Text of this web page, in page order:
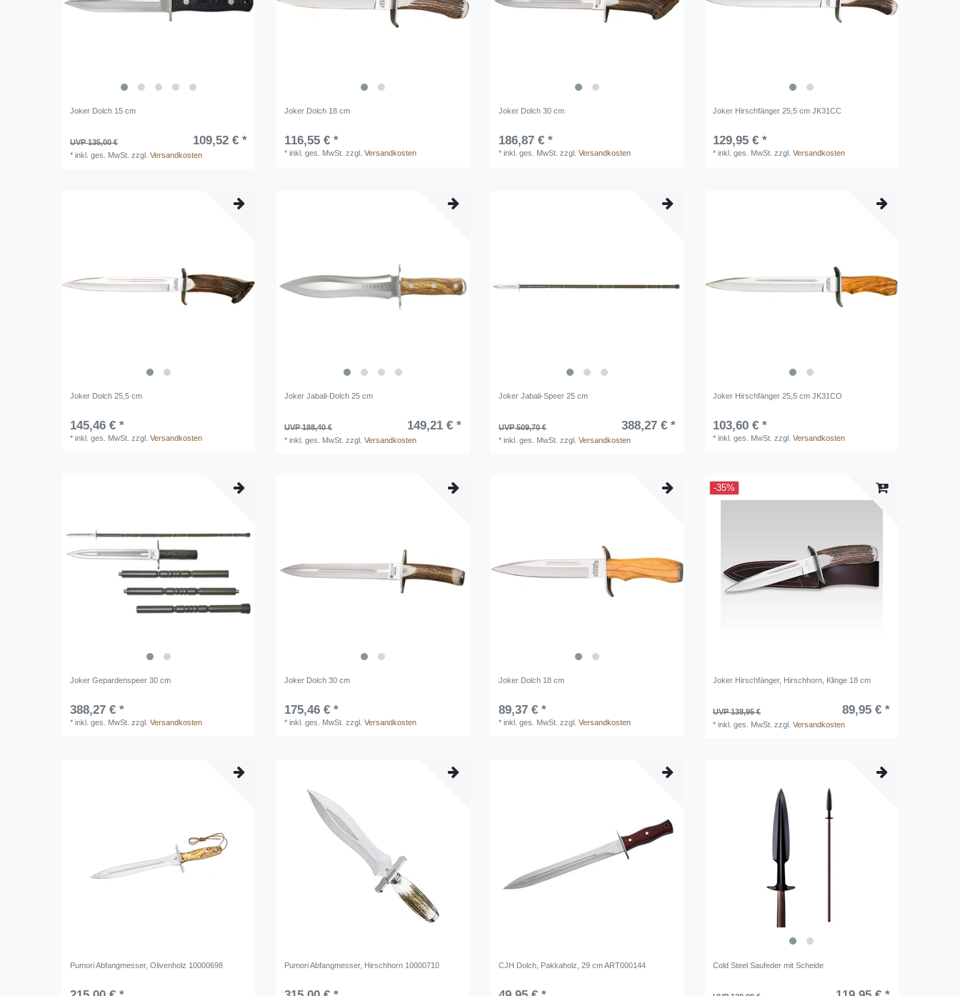
Joker Dolch 15 cm
UVP 135,00 € 109,52 € *
*inkl. ges. MwSt. zzgl.Versandkosten
Joker Dolch 18 cm
116,55 € *
*inkl. ges. MwSt. zzgl.Versandkosten
Joker Dolch 30 cm
186,87 € *
*inkl. ges. MwSt. zzgl.Versandkosten
Joker Hirschfänger 25,5 cm JK31CC
129,95 € *
*inkl. ges. MwSt. zzgl.Versandkosten
Joker Dolch 25,5 cm
145,46 € *
*inkl. ges. MwSt. zzgl.Versandkosten
Joker Jabali-Dolch 25 cm
UVP 188,40 € 149,21 € *
*inkl. ges. MwSt. zzgl.Versandkosten
Joker Jabali-Speer 25 cm
UVP 509,70 € 388,27 € *
*inkl. ges. MwSt. zzgl.Versandkosten
Joker Hirschfänger 25,5 cm JK31CO
103,60 € *
*inkl. ges. MwSt. zzgl.Versandkosten
Joker Gepardenspeer 30 cm
388,27 € *
*inkl. ges. MwSt. zzgl.Versandkosten
Joker Dolch 30 cm
175,46 € *
*inkl. ges. MwSt. zzgl.Versandkosten
Joker Dolch 18 cm
89,37 € *
*inkl. ges. MwSt. zzgl.Versandkosten
-35%
Joker Hirschfänger, Hirschhorn, Klinge 18 cm
UVP 138,95 € 89,95 € *
*inkl. ges. MwSt. zzgl.Versandkosten
Pumori Abfangmesser, Olivenholz 10000698 Pumori Abfangmesser, Hirschhorn 10000710 CJH Dolch, Pakkaholz, 29 cm ART000144 Cold Steel Saufeder mit Scheide